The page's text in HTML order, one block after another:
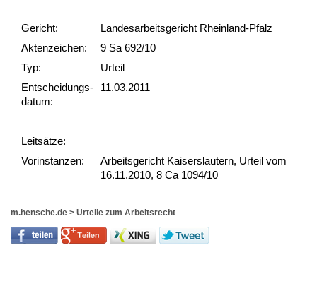
Gericht:
Landesarbeitsgericht Rheinland-Pfalz
Akten­zeichen:
9 Sa 692/10
Typ:
Urteil
Ent­scheid­ungs­
datum:
11.03.2011
Leit­sätze:
Vor­ins­tan­zen:
Arbeitsgericht Kaiserslautern, Urteil vom
16.11.2010, 8 Ca 1094/10
m.hensche.de > Urteile zum Arbeitsrecht